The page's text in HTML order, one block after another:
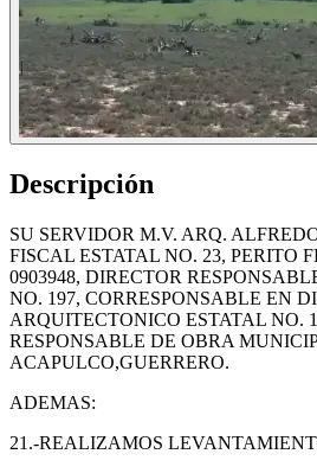
Descripción
SU SERVIDOR M.V. ARQ.
FISCAL ESTATAL NO. 23, PERITO
0903948, DIRECTOR
NO. 197, CORRESPONSABLE EN
ARQUITECTONICO ESTATAL NO.
RESPONSABLE DE OBRA
ACAPULCO,GUERRERO.
ADEMAS:
21.-REALIZAMOS